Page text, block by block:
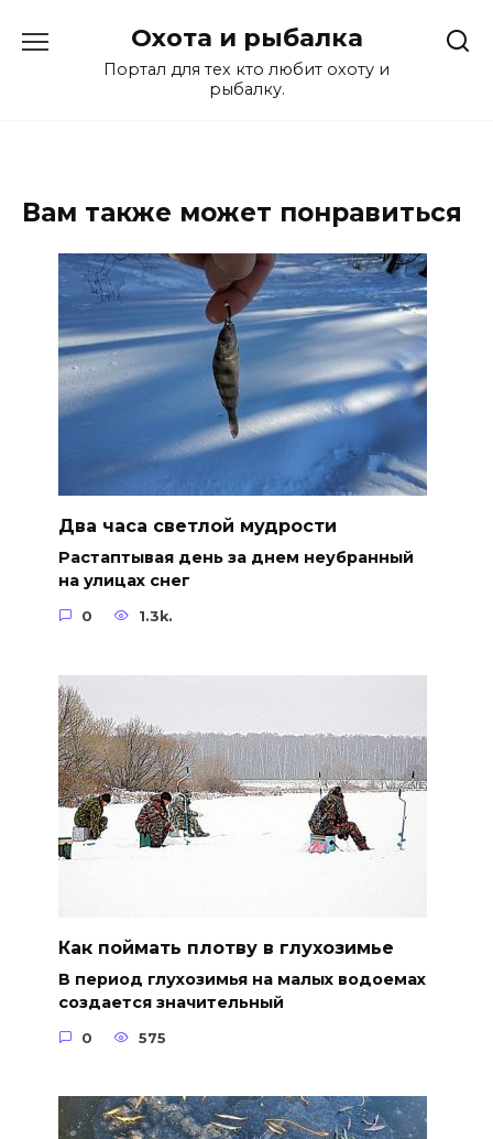
содержанию
Охота и рыбалка
Портал для тех кто любит охоту и
рыбалку.
Вам также может понравиться
Два часа светлой мудрости
Растаптывая день за днем неубранный
на улицах снег
0 1.3k.
Как поймать плотву в глухозимье
В период глухозимья на малых водоемах
создается значительный
0 575